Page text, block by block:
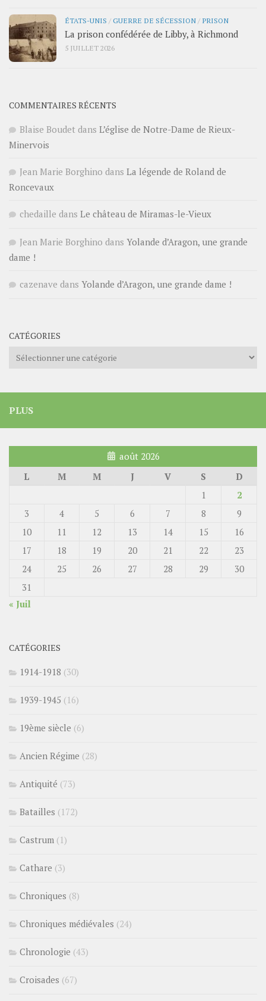
ÉTATS-UNIS /GUERRE DE SÉCESSION / PRISON
La prison confédérée de Libby, à Richmond
5 JUILLET 2026
COMMENTAIRES RÉCENTS
Blaise Boudet dans L’église de Notre-Dame de Rieux-
Minervois
Jean Marie Borghino dans La légende de Roland de
Roncevaux
chedaille dans Le château de Miramas-le-Vieux
Jean Marie Borghino dans Yolande d’Aragon, une grande
dame !
cazenave dans Yolande d’Aragon, une grande dame !
CATÉGORIES
Catégories
PLUS
août 2026
L
M M J V S
D
1
2
3
4 5 6 7 8
9
10
11 12 13 14 15
16
17
18 19 20 21 22
23
24
25 26 27 28 29
30
31
« Juil
CATÉGORIES
1914-1918 (30)
1939-1945 (16)
19ème siècle (6)
Ancien Régime (28)
Antiquité (73)
Batailles (172)
Castrum (1)
Cathare (3)
Chroniques (8)
Chroniques médiévales (24)
Chronologie (43)
Croisades (67)